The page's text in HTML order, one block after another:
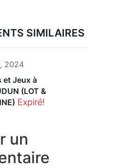
SIMILAIRES
2024
et Jeux à
(LOT &
Expiré!
un